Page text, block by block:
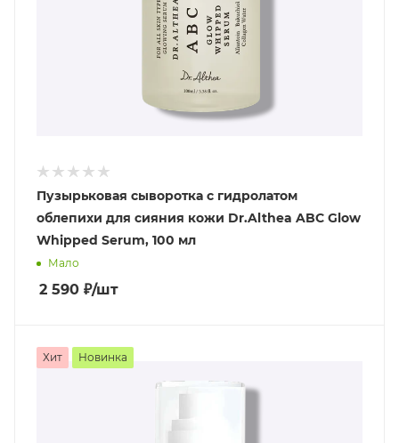
Пузырьковая сыворотка с гидролатом
облепихи для сияния кожи Dr.Althea ABC Glow
Whipped Serum, 100 мл
Мало
2 590 ₽/шт
Хит Новинка